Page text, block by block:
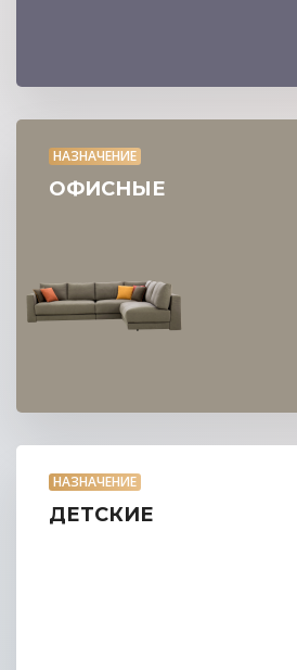
НАЗНАЧЕНИЕ
ОФИСНЫЕ
НАЗНАЧЕНИЕ
ДЕТСКИЕ